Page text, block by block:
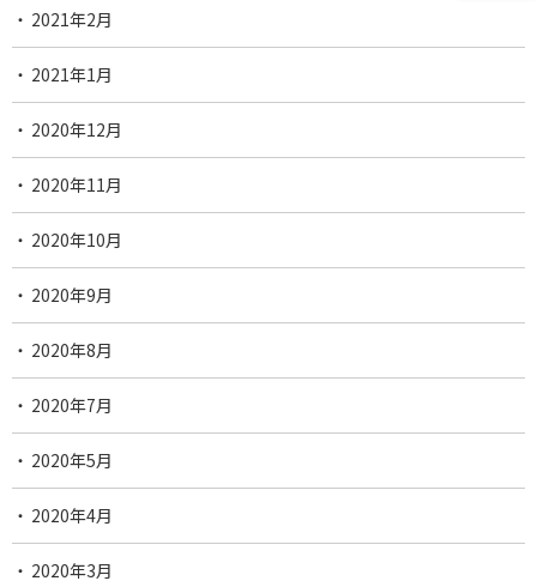
2021年2月
2021年1月
2020年12月
2020年11月
2020年10月
2020年9月
2020年8月
2020年7月
2020年5月
2020年4月
2020年3月